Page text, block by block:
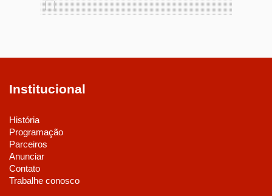
Institucional
História
Programação
Parceiros
Anunciar
Contato
Trabalhe conosco